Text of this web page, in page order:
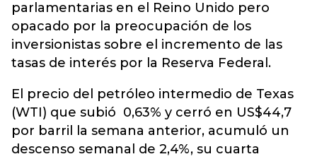
parlamentarias en el Reino Unido pero
opacado por la preocupación de los
inversionistas sobre el incremento de las
tasas de interés por la Reserva Federal.
El precio del petróleo intermedio de Texas
(WTI) que subió 0,63% y cerró en US$44,7
por barril la semana anterior, acumuló un
descenso semanal de 2,4%, su cuarta